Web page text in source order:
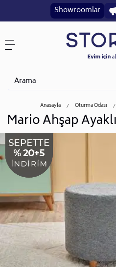
Showroomlar
Anasayfa Oturma Odası
Mario Ahşap